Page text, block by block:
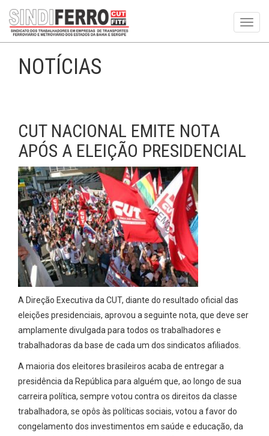
NOTÍCIAS
CUT NACIONAL EMITE NOTA
APÓS A ELEIÇÃO PRESIDENCIAL
A Direção Executiva da CUT, diante do resultado oficial das
eleições presidenciais, aprovou a seguinte nota, que deve ser
amplamente divulgada para todos os trabalhadores e
trabalhadoras da base de cada um dos sindicatos afiliados.
A maioria dos eleitores brasileiros acaba de entregar a
presidência da República para alguém que, ao longo de sua
carreira política, sempre votou contra os direitos da classe
trabalhadora, se opôs às políticas sociais, votou a favor do
congelamento dos investimentos em saúde e educação, da